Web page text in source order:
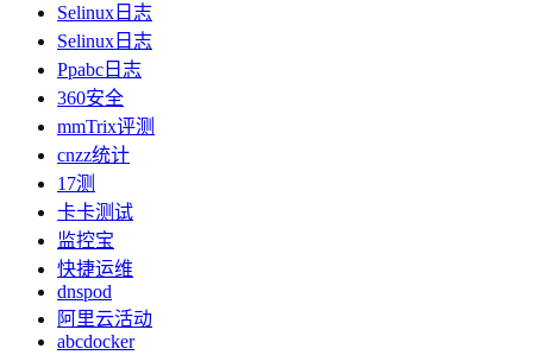
Selinux日志
Selinux日志
Ppabc日志
360安全
mmTrix评测
cnzz统计
17测
卡卡测试
监控宝
快捷运维
dnspod
阿里云活动
abcdocker